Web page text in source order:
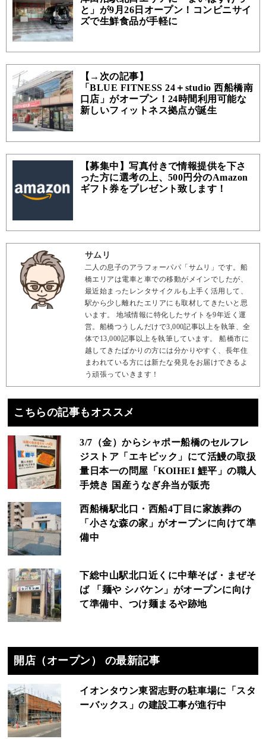
と」が9月26日オープン！コンビニサイ
ズで生鮮食品が手軽に
【→次の記事】
「BLUE FITNESS 24＋studio 西船橋南
口店」がオープン！24時間利用可能な
新しいフィットネス拠点が誕生
【募集中】写真付きで情報提供を下さ
った方に選考の上、500円分のAmazon
ギフト券をプレゼント致します！
サムリ
二人の息子のアラフォーパパ「サムリ」です。船
橋エリアは電車と車での移動がメインでしたが、
最近始まったレンタサイクルも上手く活用して、
駅から少し離れたエリアにも取材してきたいと思
います。 地域情報に特化したサイトを9年近く運
営。船橋つうしんだけで3,000記事以上を執筆、全
体で13,000記事以上を執筆しています。 船橋市に
越してきたばかりの方には分かりやすく、長年住
まわれている方には新たな発見をお届けできるよ
う頑張っていきます！
こちらの記事もオススメ
3/7（金）からシャポー船橋のセルフレ
ジストア「エキピック」にて活鰻の取扱
量日本一の問屋「KOIHEI 鯉平」の職人
手焼き 国産うなぎ弁当が販売
西船橋駅北口・西船4丁目に家族葬の
「小さな森の家」がオープンに向けて準
備中
下総中山駅北口近くに中華そば・まぜそ
ば 「麺や シバケン」がオープンに向け
て準備中、つけ麺まるや跡地
開店（オープン） の最新記事
イオンタウン東習志野の駐車場に「スタ
ーバックス」の建設工事が進行中